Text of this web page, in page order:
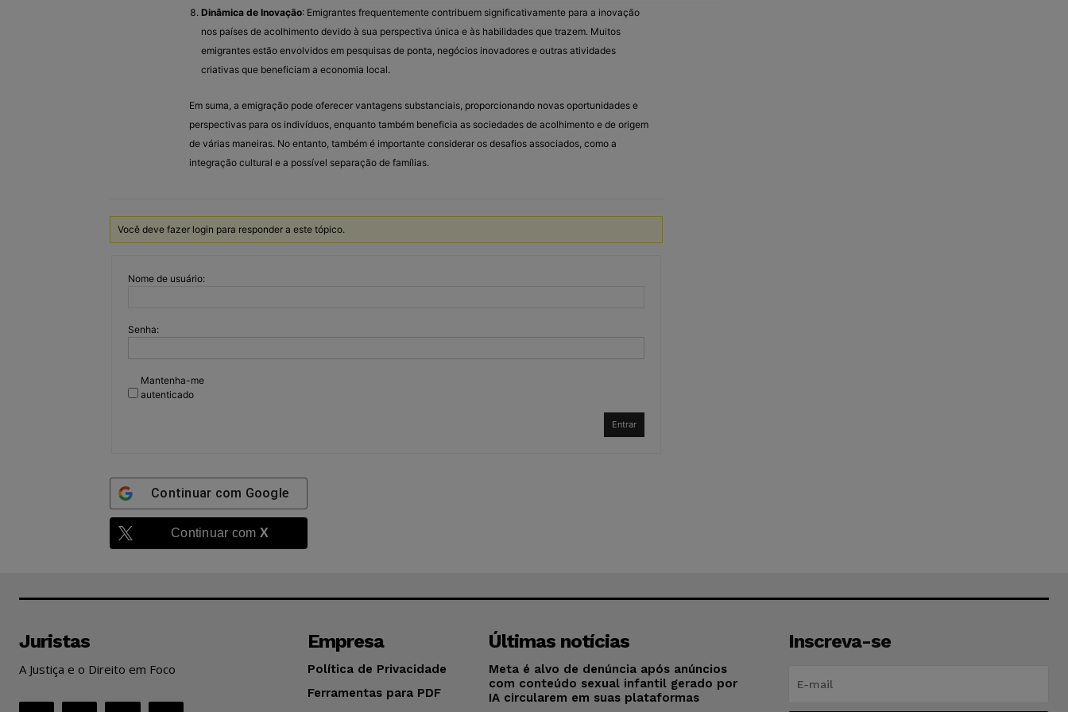
Dinâmica de Inovação: Emigrantes frequentemente contribuem significativamente para a inovação
nos países de acolhimento devido à sua perspectiva única e às habilidades que trazem. Muitos
emigrantes estão envolvidos em pesquisas de ponta, negócios inovadores e outras atividades
criativas que beneficiam a economia local.
Em suma, a emigração pode oferecer vantagens substanciais, proporcionando novas oportunidades e
perspectivas para os indivíduos, enquanto também beneficia as sociedades de acolhimento e de origem
de várias maneiras. No entanto, também é importante considerar os desafios associados, como a
integração cultural e a possível separação de famílias.
Você deve fazer login para responder a este tópico.
Nome de usuário:
Senha:
Mantenha-me
autenticado
Entrar
Continuar com Google
Continuar com X
Juristas
A Justiça e o Direito em Foco
Empresa
Política de Privacidade
Ferramentas para PDF
Últimas notícias
Meta é alvo de denúncia após anúncios
com conteúdo sexual infantil gerado por
IA circularem em suas plataformas
Inscreva-se